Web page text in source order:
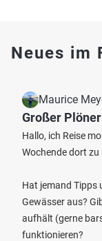
Neues im
Maurice
Großer
Hallo, ich Reise
Wochende dort
Hat jemand Tipps
Gewässer aus?
aufhält (gerne
funktionieren?